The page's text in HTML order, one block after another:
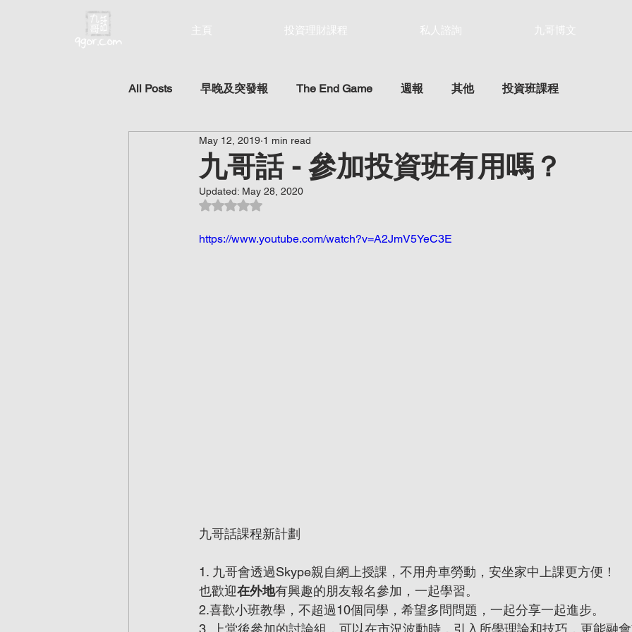
主頁 投資理財課程 私人諮詢 九哥博文
All Posts 早晚及突發報 The End Game 週報 其他 投資班課程
九哥話 - 參加投資班有用嗎？
May 12, 2019 1 min read
Updated: May 28, 2020
Rated NaN out of 5 stars.
https://www.youtube.com/watch?v=A2JmV5YeC3E
九哥話課程新計劃
1. 九哥會透過Skype親自網上授課，不用舟車勞動，安坐家中上課更方便！
也歡迎在外地有興趣的朋友報名參加，一起學習。
2.喜歡小班教學，不超過10個同學，希望多問問題，一起分享一起進步。
3. 上堂後參加的討論組，可以在市況波動時，引入所學理論和技巧，更能融